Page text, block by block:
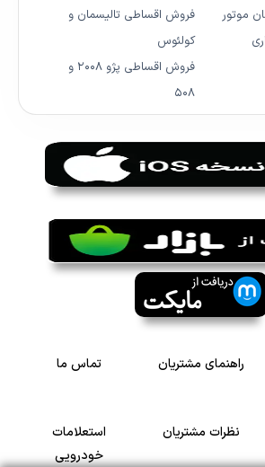
موتور
فروش اقساطی تالیسمان و
کولئوس
فروش اقساطی پژو ۲۰۰۸ و
۵۰۸
راهنمای مشتریان تماس ما
نظرات مشتریان
استعلامات
خودرویی